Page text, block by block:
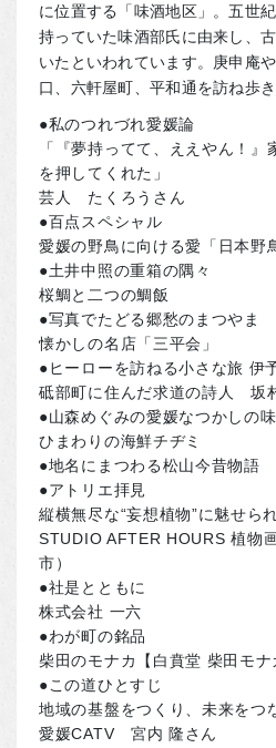
に位置する「味酒地区」。五世
持っていた味酒部氏に由来し、
いたといわれています。庚申庵
口、六軒屋町、平和通を訪ね歩き
●私のつれづれ愛媛論
「『夢持ってて、ええやん！
を押してくれた」
芸人 たくろうさん
●百点スペシャル
愛媛の野鳥に向ける愛「日本野
●土井中照の重箱の隅々
桜鯛と二つの鯛飯
●写真でたどる郷愁のまつやま
懐かしの名店「三平会」
●ヒーローを訪ねる小さな旅 伊
砥部町に住んだ求道の詩人 坂
●山森めぐみの愛媛なつかしの
ひまわりの海鮮チヂミ
●地名にまつわる松山今昔物語
●アトリエ拝見
縦横無尽な“妄想植物”に魅せら
STUDIO AFTER HOURS 植物
市）
●社是とともに
株式会社 一六
●わが町の銘品
柴田のモナカ【白賁堂 柴田モナ
●この道ひとすじ
地域の基盤をつくり、未来をつ
愛媛CATV 宮内 隆さん